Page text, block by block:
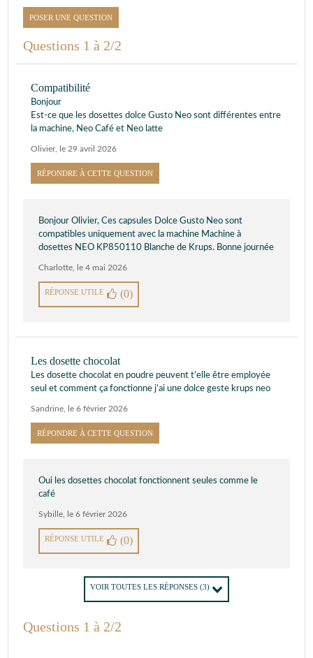
POSER UNE QUESTION
Questions 1 à 2/2
Compatibilité
Bonjour
Est-ce que les dosettes dolce Gusto Neo sont différentes entre
la machine, Neo Café et Neo latte
Olivier, le 29 avril 2026
RÉPONDRE À CETTE QUESTION
Bonjour Olivier, Ces capsules Dolce Gusto Neo sont
compatibles uniquement avec la machine Machine à
dosettes NEO KP850110 Blanche de Krups. Bonne journée
Charlotte le 4 mai 2026
RÉPONSE UTILE (0)
Les dosette chocolat
Les dosette chocolat en poudre peuvent t’elle être employée
seul et comment ça fonctionne j’ai une dolce geste krups neo
Sandrine le 6 février 2026
RÉPONDRE À CETTE QUESTION
Oui les dosettes chocolat fonctionnent seules comme le
café
Sybille le 6 février 2026
RÉPONSE UTILE (0)
VOIR TOUTES LES RÉPONSES (3)
Questions 1 à 2/2